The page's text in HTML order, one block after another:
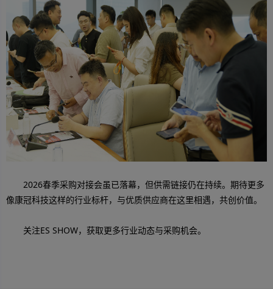
2026春季采购对接会虽已落幕，但供需链接仍在持续。期待更多
像康冠科技这样的行业标杆，与优质供应商在这里相遇，共创价值。
关注ES SHOW，获取更多行业动态与采购机会。